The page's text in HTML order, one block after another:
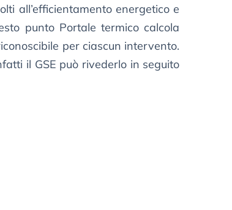
all’efficientamento energetico e
punto Portale termico calcola
per ciascun intervento.
il GSE può rivederlo in seguito